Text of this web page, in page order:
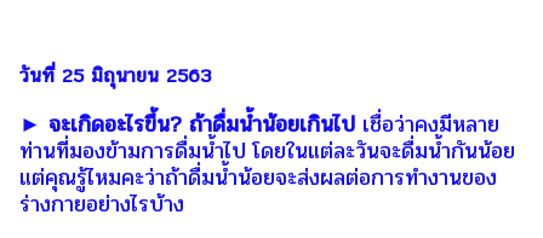
วันที่ 25 มิถุนายน 2563
► จะเกิดอะไรขึ้น? ถ้าดื่มน้ำน้อยเกินไป เชื่อว่าคงมีหลาย
ท่านที่มองข้ามการดื่มน้ำไป โดยในแต่ละวันจะดื่มน้ำกันน้อย
แต่คุณรู้ไหมคะว่าถ้าดื่มน้ำน้อยจะส่งผลต่อการทำงานของ
ร่างกายอย่างไรบ้าง